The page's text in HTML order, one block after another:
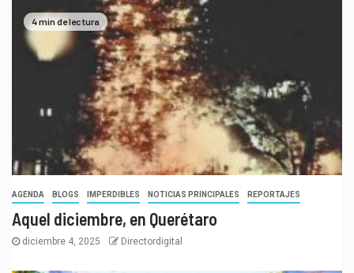
4 min de lectura
AGENDA BLOGS IMPERDIBLES NOTICIAS PRINCIPALES REPORTAJES
Aquel diciembre, en Querétaro
diciembre 4, 2025 Directordigital